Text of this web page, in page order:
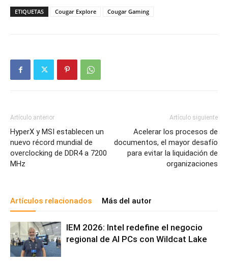
ETIQUETAS Cougar Explore Cougar Gaming
Artículo anterior
HyperX y MSI establecen un
nuevo récord mundial de
overclocking de DDR4 a 7200
MHz
Artículo siguiente
Acelerar los procesos de
documentos, el mayor desafío
para evitar la liquidación de
organizaciones
Artículos relacionados Más del autor
IEM 2026: Intel redefine el negocio
regional de AI PCs con Wildcat Lake